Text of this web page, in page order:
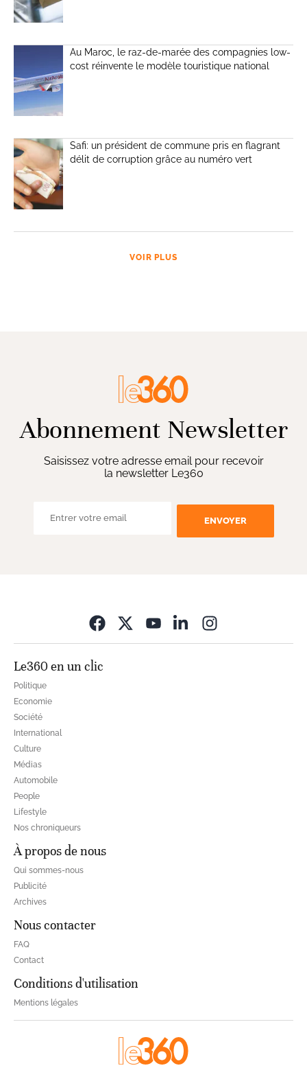
Au Maroc, le raz-de-marée des compagnies low-
cost réinvente le modèle touristique national
Safi: un président de commune pris en flagrant
délit de corruption grâce au numéro vert
VOIR PLUS
Abonnement Newsletter
Saisissez votre adresse email pour recevoir
la newsletter Le360
ENVOYER
Le360 en un clic
Politique
Economie
Société
International
Culture
Médias
Automobile
People
Lifestyle
Nos chroniqueurs
À propos de nous
Qui sommes-nous
Publicité
Archives
Nous contacter
FAQ
Contact
Conditions d'utilisation
Mentions légales